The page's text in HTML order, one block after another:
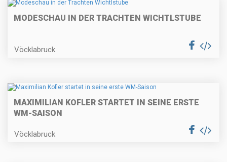
MODESCHAU IN DER TRACHTEN WICHTLSTUBE
Vöcklabruck
MAXIMILIAN KOFLER STARTET IN SEINE ERSTE
WM-SAISON
Vöcklabruck